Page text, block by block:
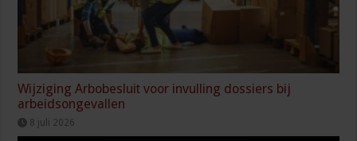
Wijziging Arbobesluit voor invulling dossiers bij
arbeidsongevallen
8 juli 2026